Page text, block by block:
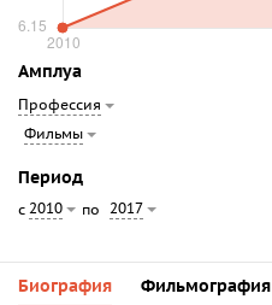
Амплуа
Профессия
Фильмы
Период
с 2010 по 2017
Биография Фильмография